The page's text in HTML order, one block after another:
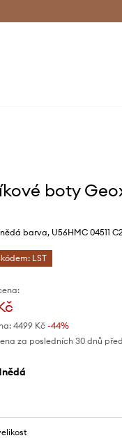
boty
barva, U56HMC 04511
LST
4499 Kč-44%
za posledních 30 dnů
hnědá